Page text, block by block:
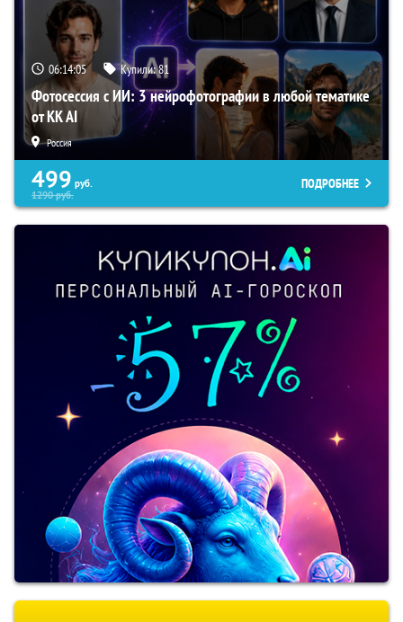
06:14:04 Купили:81
Фотосессия с ИИ: 3 нейрофотографии в любой тематике
от KK AI
Россия
499 руб.
1290руб.
ПОДРОБНЕЕ